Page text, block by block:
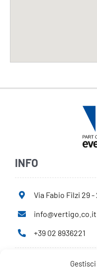
INFO
Via Fabio Filzi 29
info@vertigo.co.it
+39 02 8936221
Privacy Policy